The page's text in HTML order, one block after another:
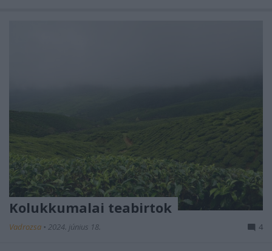
Kolukkumalai teabirtok
Vadrozsa • 2024. június 18. 4